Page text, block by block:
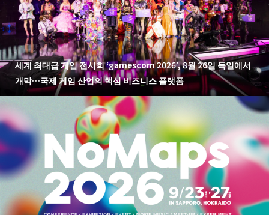
세계 최대급 게임 전시회 ‘gamescom 2026’, 8월 26일 독일에서
개막…국제 게임 산업의 핵심 비즈니스 플랫폼